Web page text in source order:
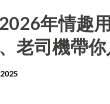
2026年情趣
老司機帶你